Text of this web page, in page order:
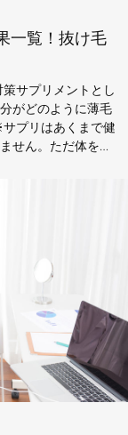
一覧！抜け毛
サプリメントとし
がどのように薄毛
せん。ただ体を健